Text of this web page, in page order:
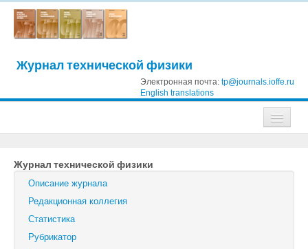
Журнал технической физики
Электронная почта: tp@journals.ioffe.ru
English translations
Журнал технической физики
Письма в Журнал технической физики
Физика твердого тела
Журнал технической физики
Описание журнала
Редакционная коллегия
Статистика
Рубрикатор